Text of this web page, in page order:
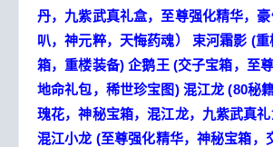
丹，九紫武真礼盒，至尊强化精华，
叭，神元粹，天悔药魂）
束河霜影 (重
箱，重楼装备) 企鹅王 (交子宝箱，至
地命礼包，稀世珍宝图) 混江龙 (80秘
瑰花，神秘宝箱，混江龙，九紫武真
混江小龙 (至尊强化精华，神秘宝箱，